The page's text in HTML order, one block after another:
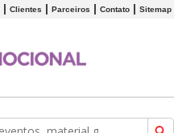
Clientes Parceiros Contato Sitemap